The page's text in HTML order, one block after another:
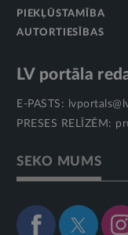
PIEKĻŪSTAMĪBA
AUTORTIESĪBAS
LV portāla
E-PASTS:
PRESES RELĪZĒM:
SEKO MUMS